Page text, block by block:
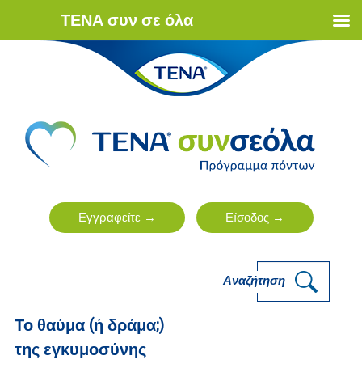
Αναζήτηση
Το θαύμα (ή δράμα;)
της εγκυμοσύνης
ΤΕΝΑ συν σε όλα